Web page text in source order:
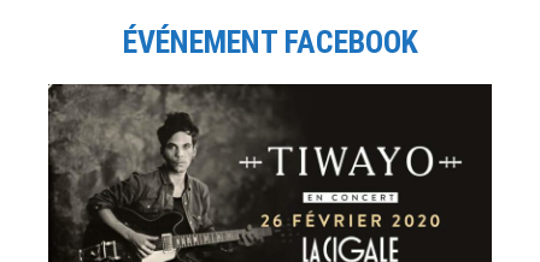
ÉVÉNEMENT FACEBOOK